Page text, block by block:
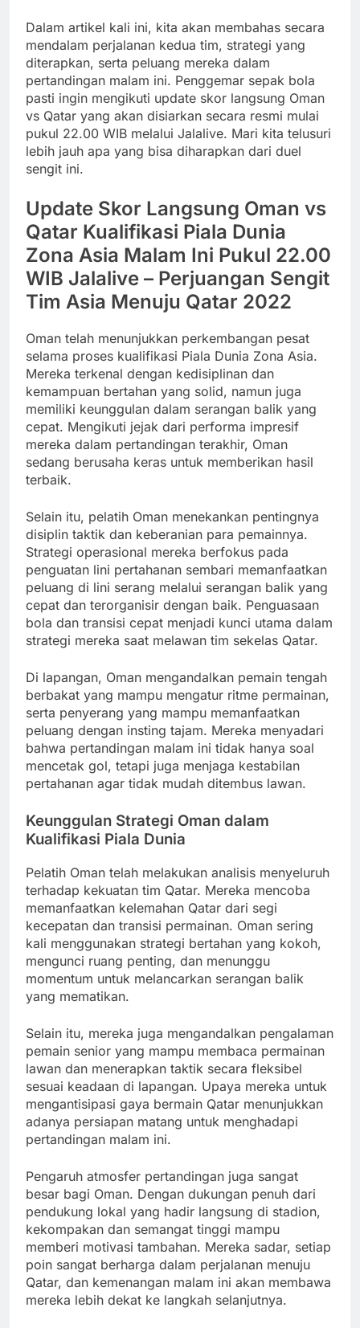
Dalam artikel kali ini, kita akan membahas secara
mendalam perjalanan kedua tim, strategi yang
diterapkan, serta peluang mereka dalam
pertandingan malam ini. Penggemar sepak bola
pasti ingin mengikuti update skor langsung Oman
vs Qatar yang akan disiarkan secara resmi mulai
pukul 22.00 WIB melalui Jalalive. Mari kita telusuri
lebih jauh apa yang bisa diharapkan dari duel
sengit ini.
Update Skor Langsung Oman vs
Qatar Kualifikasi Piala Dunia
Zona Asia Malam Ini Pukul 22.00
WIB Jalalive – Perjuangan Sengit
Tim Asia Menuju Qatar 2022
Oman telah menunjukkan perkembangan pesat
selama proses kualifikasi Piala Dunia Zona Asia.
Mereka terkenal dengan kedisiplinan dan
kemampuan bertahan yang solid, namun juga
memiliki keunggulan dalam serangan balik yang
cepat. Mengikuti jejak dari performa impresif
mereka dalam pertandingan terakhir, Oman
sedang berusaha keras untuk memberikan hasil
terbaik.
Selain itu, pelatih Oman menekankan pentingnya
disiplin taktik dan keberanian para pemainnya.
Strategi operasional mereka berfokus pada
penguatan lini pertahanan sembari memanfaatkan
peluang di lini serang melalui serangan balik yang
cepat dan terorganisir dengan baik. Penguasaan
bola dan transisi cepat menjadi kunci utama dalam
strategi mereka saat melawan tim sekelas Qatar.
Di lapangan, Oman mengandalkan pemain tengah
berbakat yang mampu mengatur ritme permainan,
serta penyerang yang mampu memanfaatkan
peluang dengan insting tajam. Mereka menyadari
bahwa pertandingan malam ini tidak hanya soal
mencetak gol, tetapi juga menjaga kestabilan
pertahanan agar tidak mudah ditembus lawan.
Keunggulan Strategi Oman dalam
Kualifikasi Piala Dunia
Pelatih Oman telah melakukan analisis menyeluruh
terhadap kekuatan tim Qatar. Mereka mencoba
memanfaatkan kelemahan Qatar dari segi
kecepatan dan transisi permainan. Oman sering
kali menggunakan strategi bertahan yang kokoh,
mengunci ruang penting, dan menunggu
momentum untuk melancarkan serangan balik
yang mematikan.
Selain itu, mereka juga mengandalkan pengalaman
pemain senior yang mampu membaca permainan
lawan dan menerapkan taktik secara fleksibel
sesuai keadaan di lapangan. Upaya mereka untuk
mengantisipasi gaya bermain Qatar menunjukkan
adanya persiapan matang untuk menghadapi
pertandingan malam ini.
Pengaruh atmosfer pertandingan juga sangat
besar bagi Oman. Dengan dukungan penuh dari
pendukung lokal yang hadir langsung di stadion,
kekompakan dan semangat tinggi mampu
memberi motivasi tambahan. Mereka sadar, setiap
poin sangat berharga dalam perjalanan menuju
Qatar, dan kemenangan malam ini akan membawa
mereka lebih dekat ke langkah selanjutnya.